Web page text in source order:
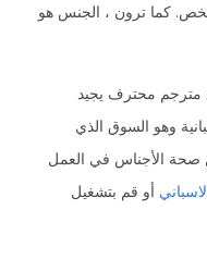
كما ترون ، الجنس هو
مترجم محترف يجيد
وهو السوق الذي
صحة الأجناس في العمل
أو قم بتشغيل